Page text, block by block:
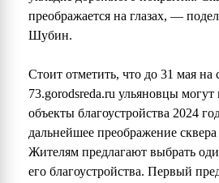
преображается на глазах, —
Шубин.
Стоит отметить, что до 31 мая на
73.gorodsreda.ru ульяновцы могут
объекты благоустройства 2024
дальнейшее преображение
Жителям предлагают выбрать
его благоустройства. Первый